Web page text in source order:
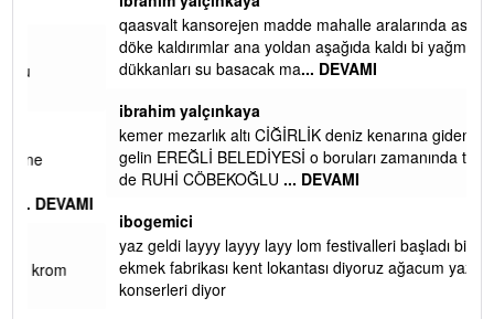
ibrahim yalçınkaya
qaasvalt kansorejen madde mahalle aralarında asvalt döke
döke kaldırımlar ana yoldan aşağıda kaldı bi yağmurda
dükkanları su basacak ma... DEVAMI
ibrahim yalçınkaya
kemer mezarlık altı CİĞİRLİK deniz kenarına giden yola
gelin EREĞLİ BELEDİYESİ o boruları zamanında tüm ereğli
de RUHİ CÖBEKOĞLU... DEVAMI
yaz geldi layyy layyy layy lom festivalleri başladı biz halk
ekmek fabrikası kent lokantası diyoruz ağacum yaz
konserleri diyor